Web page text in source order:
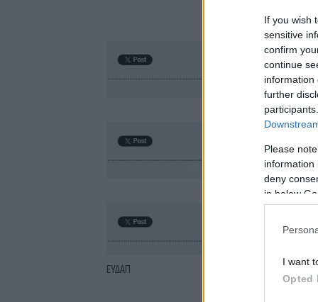
If you wish
sensitive
confirm
continue
information
further
Please
information
deny
in below
I want
Opted
ΕΥΔΑΠ